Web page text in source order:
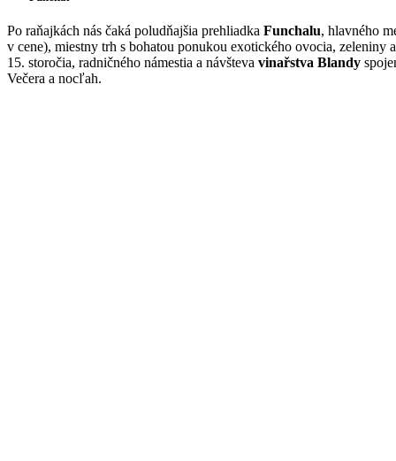
Po raňajkách nás čaká poludňajšia prehliadka Funchalu, hlavného
v cene), miestny trh s bohatou ponukou exotického ovocia,
15. storočia, radničného námestia a návšteva vinařstva Blandy
Večera a nocľah.